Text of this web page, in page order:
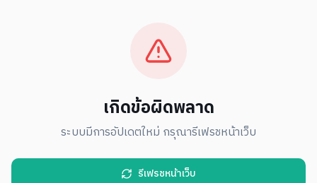
เกิดข้อผิดพลาด
ระบบมีการอัปเดตใหม่ กรุณารีเฟรชหน้าเว็บ
รีเฟรชหน้าเว็บ